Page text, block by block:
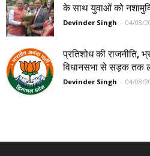
के साथ युवाओं को
Devinder Singh - 04/08/
प्रतिशोध की राजनीति,
विधानसभा से सड़क तक
Devinder Singh - 04/08/